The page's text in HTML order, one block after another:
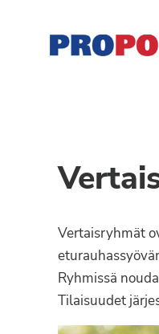
ensisijaiseen
valikkoon
pääsisältöön
ensisijaiseen
sivupalkkiin
alatunnisteeseen
Suomen
Ry
potilasjärjestö,
joka
perustettu
vuonna
1997.
Yhdistys
on
Vertaisryhmät
Ryhmissä
Tilaisuudet